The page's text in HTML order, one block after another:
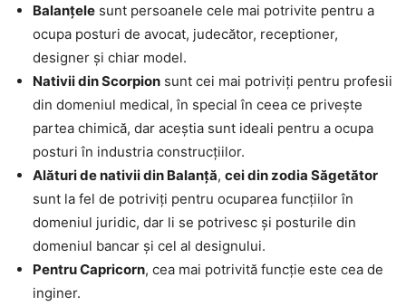
Balanțele sunt persoanele cele mai potrivite pentru a
ocupa posturi de avocat, judecător, receptioner,
designer și chiar model.
Nativii din Scorpion sunt cei mai potriviți pentru profesii
din domeniul medical, în special în ceea ce privește
partea chimică, dar aceștia sunt ideali pentru a ocupa
posturi în industria construcțiilor.
Alături de nativii din Balanță, cei din zodia Săgetător
sunt la fel de potriviți pentru ocuparea funcțiilor în
domeniul juridic, dar li se potrivesc și posturile din
domeniul bancar și cel al designului.
Pentru Capricorn, cea mai potrivită funcție este cea de
inginer.